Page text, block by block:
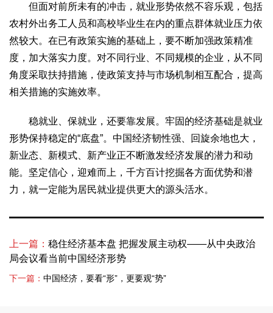
但面对前所未有的冲击，就业形势依然不容乐观，包括
农村外出务工人员和高校毕业生在内的重点群体就业压力依
然较大。在已有政策实施的基础上，要不断加强政策精准
度，加大落实力度。对不同行业、不同规模的企业，从不同
角度采取扶持措施，使政策支持与市场机制相互配合，提高
相关措施的实施效率。
稳就业、保就业，还要靠发展。牢固的经济基础是就业
形势保持稳定的“底盘”。中国经济韧性强、回旋余地也大，
新业态、新模式、新产业正不断激发经济发展的潜力和动
能。坚定信心，迎难而上，千方百计挖掘各方面优势和潜
力，就一定能为居民就业提供更大的源头活水。
上一篇： 稳住经济基本盘 把握发展主动权——从中央政治
局会议看当前中国经济形势
下一篇： 中国经济，要看“形”，更要观“势”